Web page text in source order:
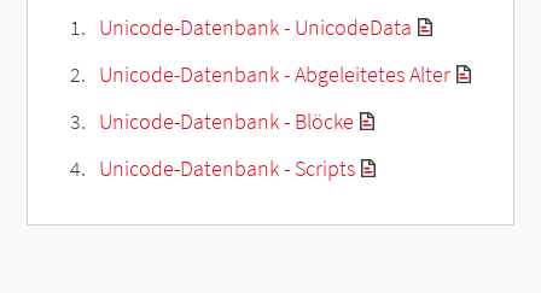
Unicode-Datenbank - UnicodeData
Unicode-Datenbank - Abgeleitetes Alter
Unicode-Datenbank - Blöcke
Unicode-Datenbank - Scripts